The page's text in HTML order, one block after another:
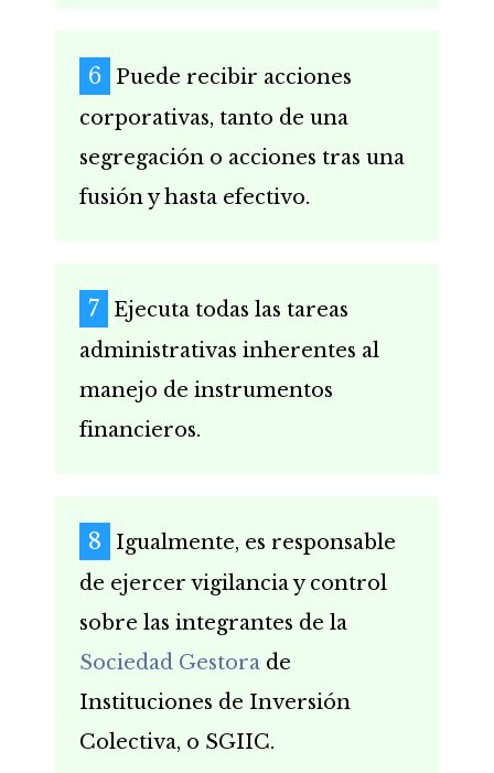
Puede recibir acciones
corporativas, tanto de una
segregación o acciones tras una
fusión y hasta efectivo.
Ejecuta todas las tareas
administrativas inherentes al
manejo de instrumentos
financieros.
Igualmente, es responsable
de ejercer vigilancia y control
sobre las integrantes de la
Sociedad Gestorade
Instituciones de Inversión
Colectiva, o SGIIC.